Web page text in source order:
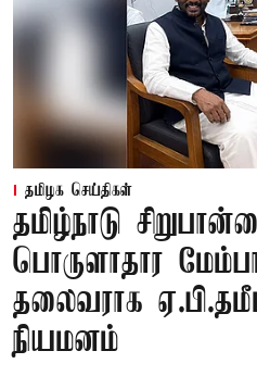
தமிழக செய்திகள்
தமிழ்நாடு
பொருளாதார
தலைவராக
நியமனம்